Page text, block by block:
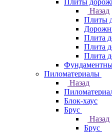
Плиты
Назад
Плиты
Плита
Плита
Плита
Пиломатериалы
Назад
Блок-хаус
Брус
Назад
Брус